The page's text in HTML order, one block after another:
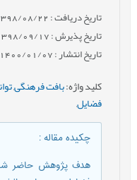
تاریخ دریافت : 1398/08/22
تاریخ پذیرش : 1398/09/17
تاریخ انتشار : 1400/01/07
کلید واژه:بافت فرهنگی,
فضایل,
چکیده مقاله:
هدف پژوهش حاضر